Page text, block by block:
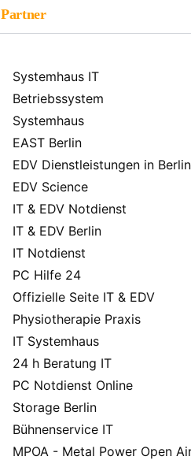
Partner
Systemhaus IT
Betriebssystem
Systemhaus
EAST Berlin
EDV Dienstleistungen in Berlin
EDV Science
IT & EDV Notdienst
IT & EDV Berlin
IT Notdienst
PC Hilfe 24
Offizielle Seite IT & EDV
Physiotherapie Praxis
IT Systemhaus
24 h Beratung IT
PC Notdienst Online
Storage Berlin
Bühnenservice IT
MPOA - Metal Power Open